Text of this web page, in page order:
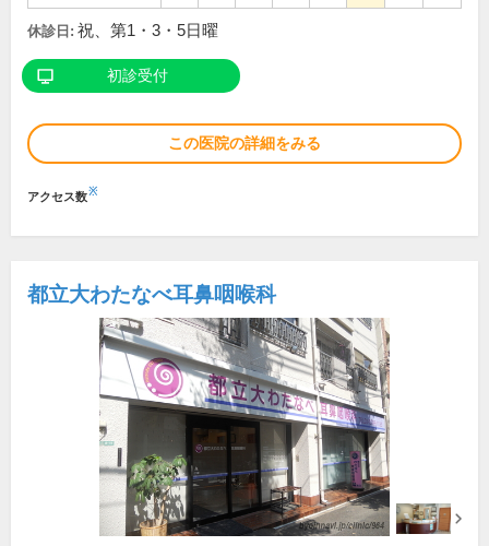
休診日: 祝、第1・3・5日曜
初診受付
この医院の詳細をみる
アクセス数※
都立大わたなべ耳鼻咽喉科